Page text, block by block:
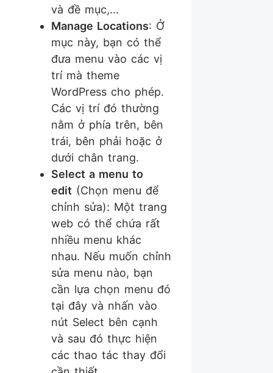
và đề mục,…
Manage Locations: Ở
mục này, bạn có thể
đưa menu vào các vị
trí mà theme
WordPress cho phép.
Các vị trí đó thường
nằm ở phía trên, bên
trái, bên phải hoặc ở
dưới chân trang.
Select a menu to
edit (Chọn menu để
chỉnh sửa): Một trang
web có thể chứa rất
nhiều menu khác
nhau. Nếu muốn chỉnh
sửa menu nào, bạn
cần lựa chọn menu đó
tại đây và nhấn vào
nút Select bên cạnh
và sau đó thực hiện
các thao tác thay đổi